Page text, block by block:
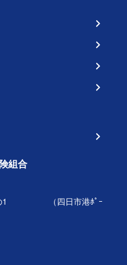
組合
地の1 （四日市港ﾎﾟｰ